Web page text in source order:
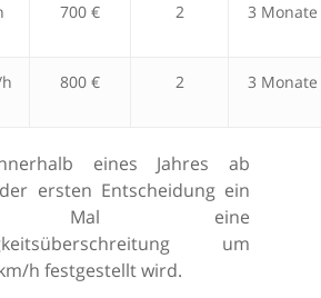
700 € 2 3 Monate
800 € 2 3 Monate
eines Jahres ab
ersten Entscheidung ein
Mal eine
um
h festgestellt wird.